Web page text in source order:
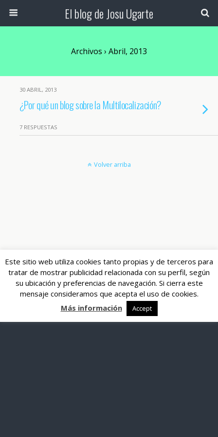
El blog de Josu Ugarte
Archivos › Abril, 2013
30 ABRIL, 2013
¿Por qué un blog sobre la Multilocalización?
7 RESPUESTAS
Este sitio web utiliza cookies tanto propias y de terceros para
tratar de mostrar publicidad relacionada con su perfil, según
su ubicación y preferencias de navegación. Si cierra este
mensaje consideramos que acepta el uso de cookies.
Más información
Accept
Volver arriba